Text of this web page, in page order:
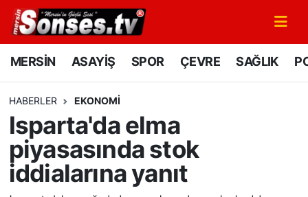
MERSİN ASAYİŞ SPOR ÇEVRE SAĞLIK
HABERLER EKONOMİ
Isparta'da elma
piyasasında stok
iddialarına yanıt
MERSİN
SPOR
GÜNÜN MANŞETİ
DÜNYA
Mersin Nöbetçi Eczaneler
Mersin Namaz Vakitleri
Mersin Trafik Yoğunluk Haritası
Süper Lig Puan Durumu ve Fikstür